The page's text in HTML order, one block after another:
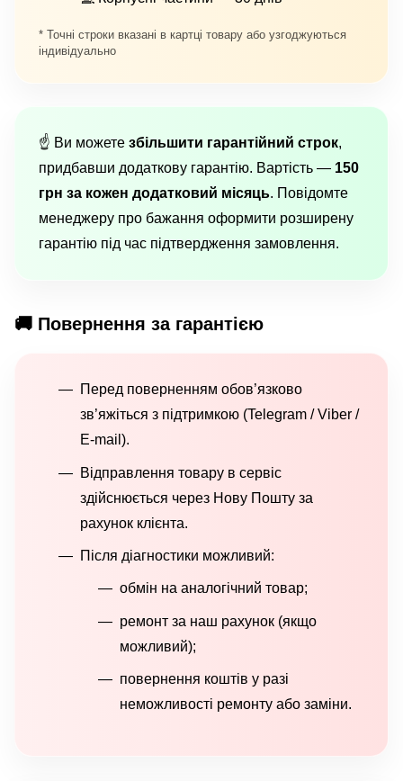
* Точні строки вказані в картці товару або узгоджуються
індивідуально
☝️ Ви можете збільшити гарантійний строк,
придбавши додаткову гарантію. Вартість — 150
грн за кожен додатковий місяць. Повідомте
менеджеру про бажання оформити розширену
гарантію під час підтвердження замовлення.
🚚 Повернення за гарантією
Перед поверненням обов’язково
зв’яжіться з підтримкою (Telegram / Viber /
E-mail).
Відправлення товару в сервіс
здійснюється через Нову Пошту за
рахунок клієнта.
Після діагностики можливий:
обмін на аналогічний товар;
ремонт за наш рахунок (якщо
можливий);
повернення коштів у разі
неможливості ремонту або заміни.